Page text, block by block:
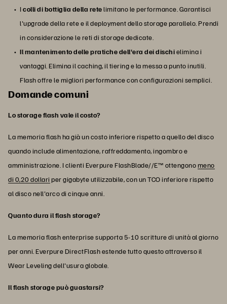
Icolli di bottiglia della retelimitano le performance. Garantisci
l'upgrade della rete e il deployment dello storage parallelo. Prendi
in considerazione le reti di storage dedicate.
Il mantenimento delle pratiche dell'era dei dischielimina i
vantaggi. Elimina il caching, il tiering e la messa a punto inutili.
Flash offre le migliori performance con configurazioni semplici.
Domande comuni
Lo storage flash vale il costo?
La memoria flash ha già un costo inferiore rispetto a quello del disco
quando include alimentazione, raffreddamento, ingombro e
amministrazione. I clienti Everpure FlashBlade//E™ ottengonomeno
di 0,20 dollari per gigabyte utilizzabile, con un TCO inferiore rispetto
al disco nell'arco di cinque anni.
Quanto dura il flash storage?
La memoria flash enterprise supporta 5-10 scritture di unità al giorno
per anni. Everpure DirectFlash estende tutto questo attraverso il
Wear Leveling dell'usura globale.
Il flash storage può guastarsi?